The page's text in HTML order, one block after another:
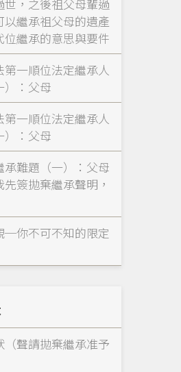
世，之後祖父母輩過
以繼承祖父母的遺產
繼承的意思與要件
第一順位法定繼承人
）：父母
第一順位法定繼承人
）：父母
承難題（一）：父母
簽拋棄繼承聲明，
─你不可不知的限定
（聲請拋棄繼承准予